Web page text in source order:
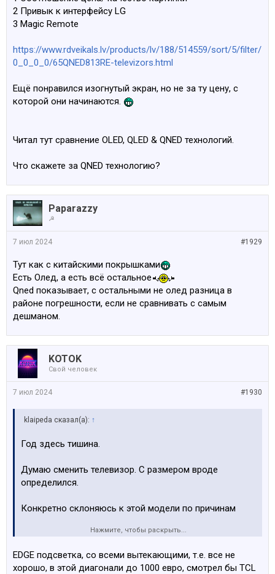
2 Привык к интерфейсу LG
3 Magic Remote
https://www.rdveikals.lv/products/lv/188/514559/sort/5/filter/
0_0_0_0/65QNED813RE-televizors.html
Ещё понравился изогнутый экран, но не за ту цену, с
которой они начинаются.
Читал тут сравнение OLED, QLED & QNED технологий.
Что скажете за QNED технологию?
Paparazzy
☭
#1929
7 июл 2024
Тут как с китайскими покрышками
Есть Олед, а есть всё остальное
Qned показывает, с остальными не олед разница в
районе погрешности, если не сравнивать с самым
дешманом.
KOTOK
Свой человек
#1930
7 июл 2024
klaipeda сказал(а): ↑
Год здесь тишина.
Думаю сменить телевизор. С размером вроде
определился.
Конкретно склоняюсь к этой модели по причинам
1 Соотношение цена/ качество картинки
3 Magic Remote
Нажмите, чтобы раскрыть...
EDGE подсветка, со всеми вытекающими, т.е. все не
хорошо, в этой диагонали до 1000 евро, смотрел бы TCL